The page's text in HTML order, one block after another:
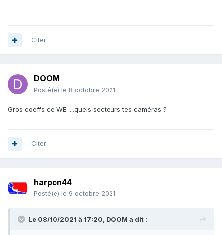
Citer
DOOM
Posté(e) le 8 octobre 2021
Gros coeffs ce WE ....quels secteurs tes caméras ?
Citer
harpon44
Posté(e) le 9 octobre 2021
Le 08/10/2021 à 17:20, DOOM a dit :